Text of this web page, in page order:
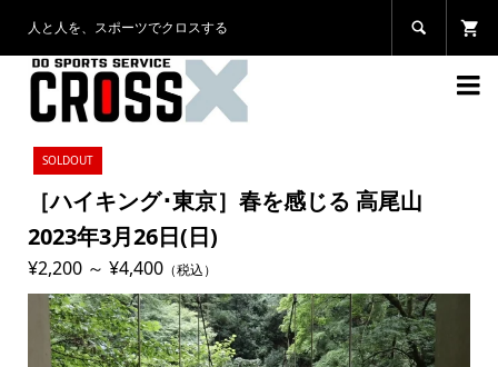
人と人を、スポーツでクロスする 

SOLDOUT
［ハイキング･東京］春を感じる 高尾山
2023年3月26日(日)
¥2,200 ～ ¥4,400（税込）